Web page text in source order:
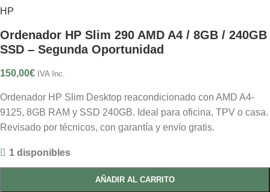
HP
Ordenador HP Slim 290 AMD A4 / 8GB / 240GB
SSD – Segunda Oportunidad
150,00€ IVA Inc.
Ordenador HP Slim Desktop reacondicionado con AMD A4-
9125, 8GB RAM y SSD 240GB. Ideal para oficina, TPV o casa.
Revisado por técnicos, con garantía y envío gratis.
1 disponibles
AÑADIR AL CARRITO